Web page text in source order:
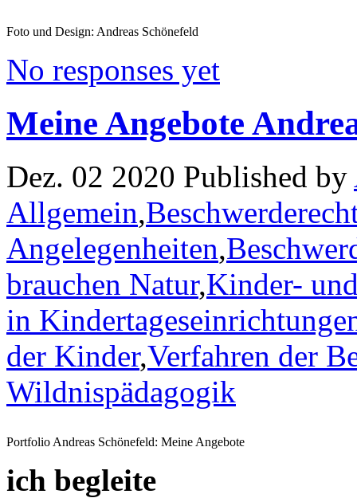
Foto und Design: Andreas Schönefeld
No responses yet
Meine Angebote
Dez. 02 2020 Published by
Allgemein,
Angelegenheiten,
brauchen Natur,Kinder-
in
der Kinder,Verfahren der
Wildnispädagogik
Portfolio Andreas Schönefeld: Meine Angebote
ich begleite